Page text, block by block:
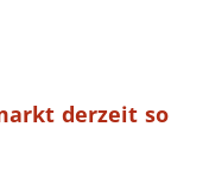
derzeit so